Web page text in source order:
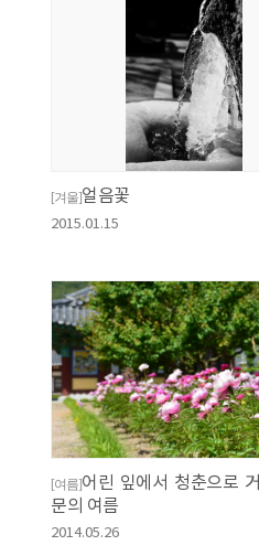
[겨울]얼음꽃
2015.01.15
[여름]어린 잎에서 청춘으로
문의 여름
2014.05.26